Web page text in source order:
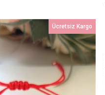
Ücretsiz Kargo